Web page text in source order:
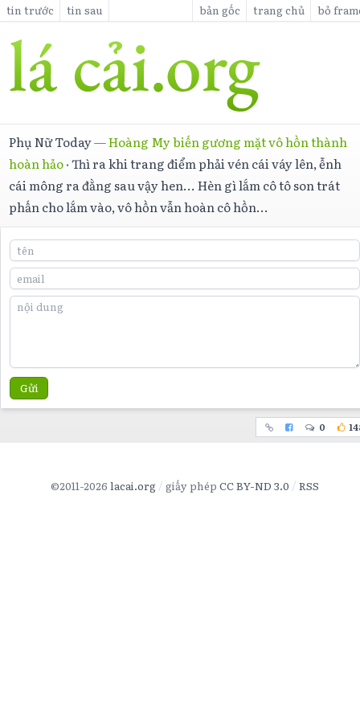
tin trước tin sau bản gốc trang chủ bỏ
Phụ Nữ Today—Hoàng My biến gương mặt vô hồn thành
hoàn hảo·Thì ra khi trang điểm phải vén cái váy lên, ễnh
cái mông ra đằng sau vậy hen... Hèn gì lắm cô tô son trát
phấn cho lắm vào, vô hồn vẫn hoàn cô hồn...
Gửi
0
©2011-2026 lacai.org giấy phép CC BY-ND 3.0 RSS